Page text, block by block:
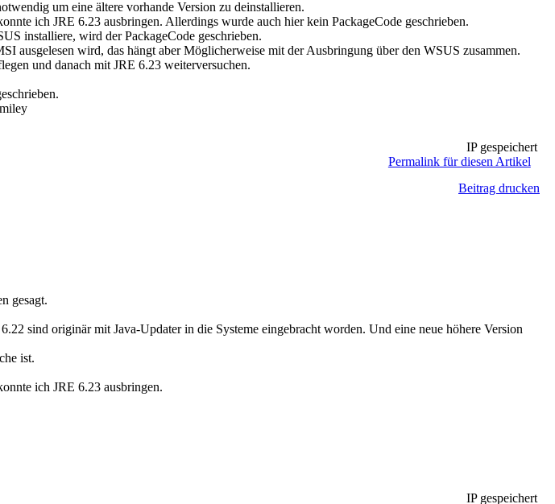
um eine ältere vorhande Version zu deinstallieren.
ich JRE 6.23 ausbringen. Allerdings wurde auch hier kein PackageCode geschrieben.
installiere, wird der PackageCode geschrieben.
ausgelesen wird, das hängt aber Möglicherweise mit der Ausbringung über den WSUS zusammen.
und danach mit JRE 6.23 weiterversuchen.
IP gespeichert
Permalink für diesen Artikel
Beitrag drucken
gesagt.
sind originär mit Java-Updater in die Systeme eingebracht worden. Und eine neue höhere Version
ist.
ich JRE 6.23 ausbringen.
IP gespeichert